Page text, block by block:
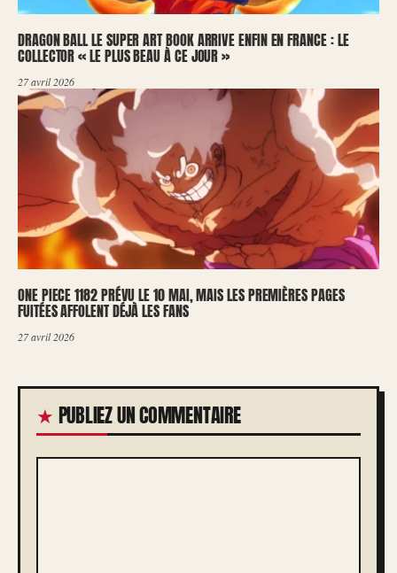
DRAGON BALL LE SUPER ART BOOK ARRIVE ENFIN EN FRANCE : LE
COLLECTOR « LE PLUS BEAU À CE JOUR »
27 avril 2026
ONE PIECE 1182 PRÉVU LE 10 MAI, MAIS LES PREMIÈRES PAGES
FUITÉES AFFOLENT DÉJÀ LES FANS
27 avril 2026
PUBLIEZ UN COMMENTAIRE
COMMENTAIRE